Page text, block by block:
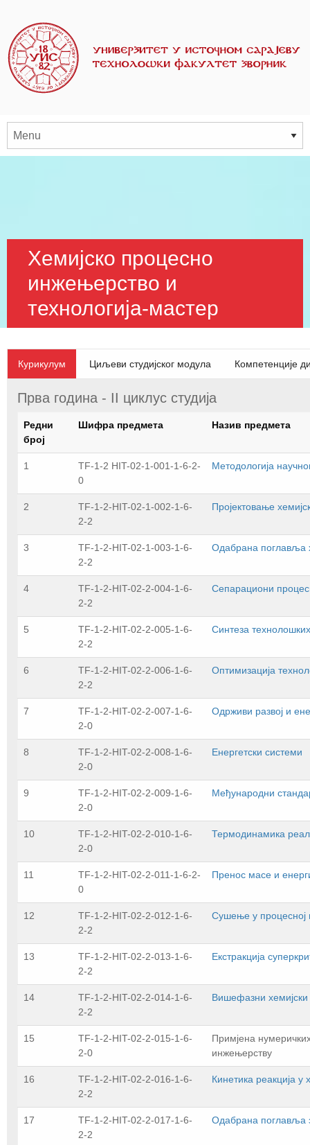
Хемијско процесно
инжењерство и
технологија-мастер
Курикулум Циљеви студијског модула Компетенције
Прва година - II циклус студија
Редни
број
Шифра предмета Назив предмета
1
TF-1-2 HIT-02-1-001-1-6-2-
0
Методологија
2
TF-1-2-HIT-02-1-002-1-6-
2-2
Пројектовање
3
TF-1-2-HIT-02-1-003-1-6-
2-2
Одабрана поглавља
4
TF-1-2-HIT-02-2-004-1-6-
2-2
Сепарациони
5
TF-1-2-HIT-02-2-005-1-6-
2-2
Синтеза
6
TF-1-2-HIT-02-2-006-1-6-
2-2
Оптимизација
7
TF-1-2-HIT-02-2-007-1-6-
2-0
Одрживи развој и
8
TF-1-2-HIT-02-2-008-1-6-
2-0
Енергетски системи
9
TF-1-2-HIT-02-2-009-1-6-
2-0
Међународни
10
TF-1-2-HIT-02-2-010-1-6-
2-0
Термодинамика
11
TF-1-2-HIT-02-2-011-1-6-2-
0
Пренос масе и
12
TF-1-2-HIT-02-2-012-1-6-
2-2
Сушење у процесној
13
TF-1-2-HIT-02-2-013-1-6-
2-2
Екстракција
14
TF-1-2-HIT-02-2-014-1-6-
2-2
Вишефазни хемијски
15
TF-1-2-HIT-02-2-015-1-6-
2-0
Примјена
инжењерству
16
TF-1-2-HIT-02-2-016-1-6-
2-2
Кинетика реакција
17
TF-1-2-HIT-02-2-017-1-6-
2-2
Одабрана поглавља